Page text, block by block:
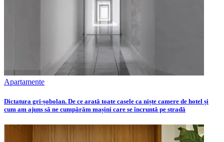
Apartamente
Dictatura gri-șobolan. De ce arată toate casele ca niște camere de hotel și
cum am ajuns să ne cumpărăm mașini care se încruntă pe stradă